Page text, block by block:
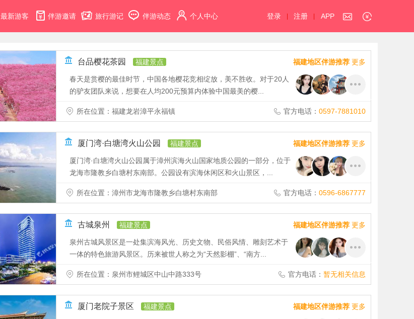
最新游客 伴游邀请 旅行游记 伴游动态 个人中心 登录 注册 APP
台品樱花茶园 福建景点
春天是赏樱的最佳时节，中国各地樱花竞相绽放，美不胜收。对于20人
的驴友团队来说，想要在人均200元预算内体验中国最美的樱...
福建地区伴游推荐 更多
所在位置：福建龙岩漳平永福镇 官方电话： 0597-7881010
厦门湾·白塘湾火山公园 福建景点
厦门湾·白塘湾火山公园属于漳州滨海火山国家地质公园的一部分，位于
龙海市隆教乡白塘村东南部。公园设有滨海休闲区和火山景区，...
福建地区伴游推荐 更多
所在位置：漳州市龙海市隆教乡白塘村东南部 官方电话： 0596-6867777
古城泉州 福建景点
泉州古城风景区是一处集滨海风光、历史文物、民俗风情、雕刻艺术于
一体的特色旅游风景区。历来被世人称之为“天然影棚”、“南方...
福建地区伴游推荐 更多
所在位置：泉州市鲤城区中山中路333号 官方电话： 暂无相关信息
厦门老院子景区 福建景点 福建地区伴游推荐 更多